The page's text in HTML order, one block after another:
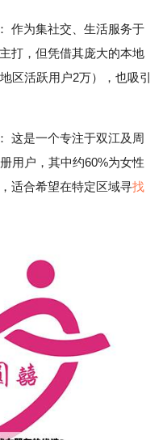
作为集社交、生活服务于
打，但凭借其庞大的本地
区活跃用户2万），也吸引
这是一个专注于双江及周
用户，其中约60%为女性
适合希望在特定区域寻找